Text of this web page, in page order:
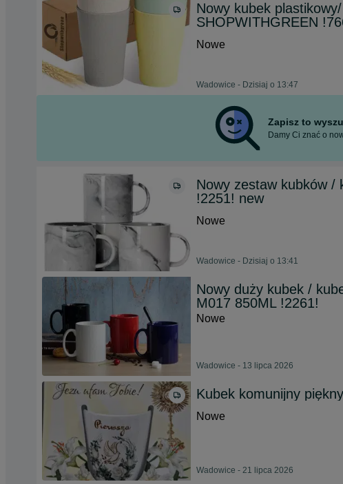
Nowy kubek
SHOPWITHGREEN
Nowe
Wadowice - Dzisiaj o 13:47
Zapisz to
Damy Ci znać o
Nowy zestaw kubków /
!2251! new
Nowe
Wadowice - Dzisiaj o 13:41
Nowy duży kubek /
M017 850ML !2261!
Nowe
Wadowice - 13 lipca 2026
Kubek komunijny
Nowe
Wadowice - 21 lipca 2026